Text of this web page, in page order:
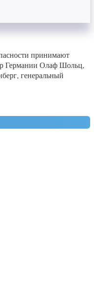
принимают
Германии Олаф Шольц,
генеральный